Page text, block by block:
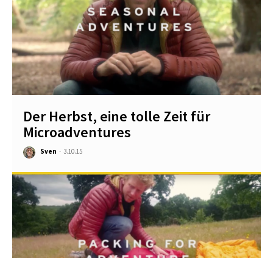
Der Herbst, eine tolle Zeit für
Microadventures
Sven - 3.10.15